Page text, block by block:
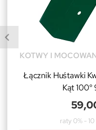
KOTWY I
Łącznik Huśtawki
Kąt
raty 0% -